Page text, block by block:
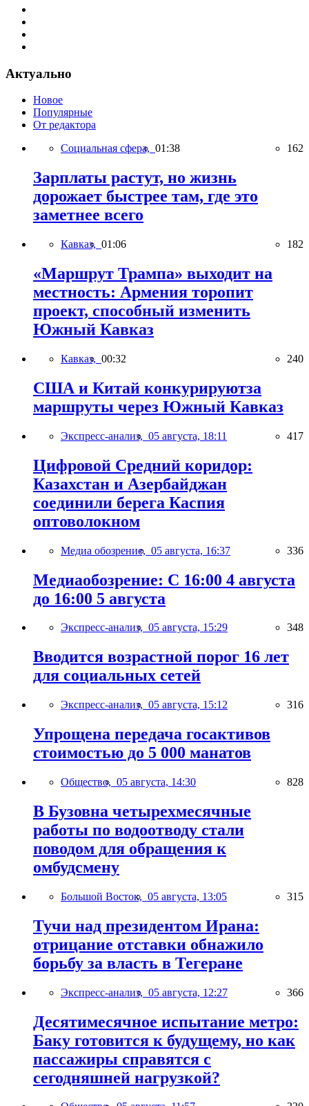
Актуально
Новое
Популярные
От редактора
Социальная сфера, 01:38 162
Зарплаты растут, но жизнь
дорожает быстрее там, где это
заметнее всего
Кавказ, 01:06 182
«Маршрут Трампа» выходит на
местность: Армения торопит
проект, способный изменить
Южный Кавказ
Кавказ, 00:32 240
США и Китай конкурируютза
маршруты через Южный Кавказ
Экспресс-анализ, 05 августа, 18:11 417
Цифровой Средний коридор:
Казахстан и Азербайджан
соединили берега Каспия
оптоволокном
Медиа обозрение, 05 августа, 16:37 336
Медиаобозрение: С 16:00 4 августа
до 16:00 5 августа
Экспресс-анализ, 05 августа, 15:29 348
Вводится возрастной порог 16 лет
для социальных сетей
Экспресс-анализ, 05 августа, 15:12 316
Упрощена передача госактивов
стоимостью до 5 000 манатов
Общество, 05 августа, 14:30 828
В Бузовна четырехмесячные
работы по водоотводу стали
поводом для обращения к
омбудсмену
Большой Восток, 05 августа, 13:05 315
Тучи над президентом Ирана:
отрицание отставки обнажило
борьбу за власть в Тегеране
Экспресс-анализ, 05 августа, 12:27 366
Десятимесячное испытание метро:
Баку готовится к будущему, но как
пассажиры справятся с
сегодняшней нагрузкой?